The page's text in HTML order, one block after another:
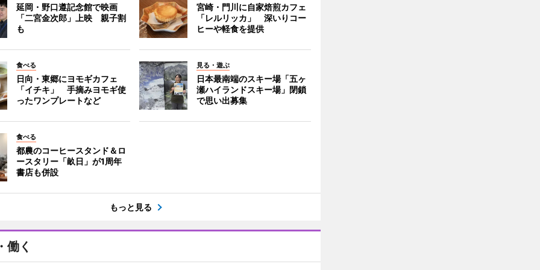
延岡・野口遵記念館で映画
「二宮金次郎」上映 親子割
も
宮崎・門川に自家焙煎カフェ
「レルリッカ」 深いりコー
ヒーや軽食を提供
食べる
日向・東郷にヨモギカフェ
「イチキ」 手摘みヨモギ使
ったワンプレートなど
見る・遊ぶ
日本最南端のスキー場「五ヶ
瀬ハイランドスキー場」閉鎖
で思い出募集
食べる
都農のコーヒースタンド＆ロ
ースタリー「畝日」が1周年
書店も併設
もっと見る
働く